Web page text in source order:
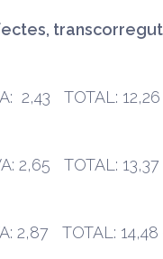
2,43 TOTAL:
2,65 TOTAL:
2,87 TOTAL: